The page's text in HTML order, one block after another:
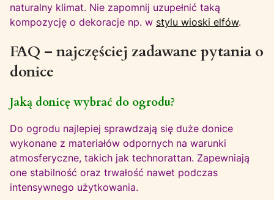
naturalny klimat. Nie zapomnij uzupełnić taką
kompozycję o dekoracje np. w stylu wioski elfów.
FAQ – najczęściej zadawane pytania o
donice
Jaką donicę wybrać do ogrodu?
Do ogrodu najlepiej sprawdzają się duże donice
wykonane z materiałów odpornych na warunki
atmosferyczne, takich jak technorattan. Zapewniają
one stabilność oraz trwałość nawet podczas
intensywnego użytkowania.